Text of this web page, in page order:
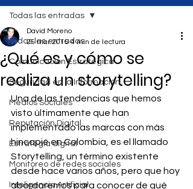
Todas las entradas
Comunicación Estratégica
Seguridad en la Información
Medios Sociales
Reputación Digital
Estrategia digital
Monitoreo de redes sociales
Inteligencia Artificial
Todas las entradas
¿Qué es y cómo se
realiza un storytelling?
David Moreno
25 mar 2015 4 min de lectura
Una de las tendencias que hemos
visto últimamente que han
implementado las marcas con más
hincapié en Colombia, es el llamado
Storytelling, un término existente
desde hace varios años, pero que hoy
abordaremos para conocer de qué